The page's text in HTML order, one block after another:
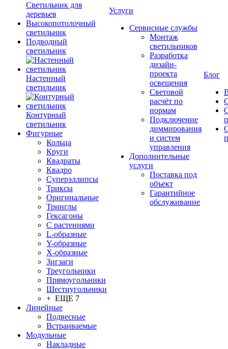
Светильник для
деревьев
Высокопотолочный
светильник
Подводный
светильник
Настенный
светильник
Контурный
светильник
Фигурные
Кольца
Круги
Квадраты
Квадро
Суперэллипсы
Триксы
Оригинальные
Тринглы
Гексагоны
С растениями
L-образные
Y-образные
X-образные
Зигзаги
Треугольники
Прямоугольники
Шестиугольники
+ ЕЩЕ 7
Линейные
Подвесные
Встраиваемые
Модульные
Накладные
Услуги
Сервисные службы
Монтаж
светильников
Разработка
дизайн-
проекта
освещения
Световой
расчёт по
нормам
Подключение
диммирования
и систем
управления
Дополнительные
услуги
Поставка под
объект
Гарантийное
обслуживание
Блог